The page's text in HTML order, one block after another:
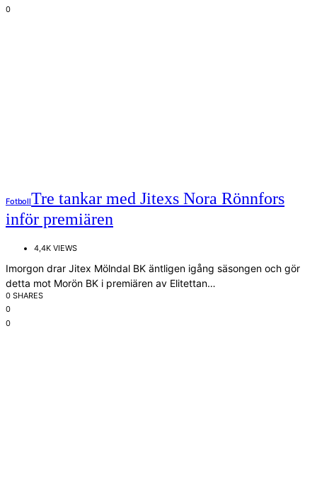
0
FotbollTre tankar med Jitexs Nora Rönnfors
inför premiären
4,4K VIEWS
Imorgon drar Jitex Mölndal BK äntligen igång säsongen och gör
detta mot Morön BK i premiären av Elitettan…
0 SHARES
0
0